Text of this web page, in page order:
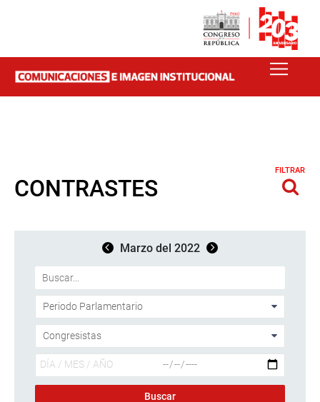
CONTRASTES
FILTRAR
Marzo del 2022